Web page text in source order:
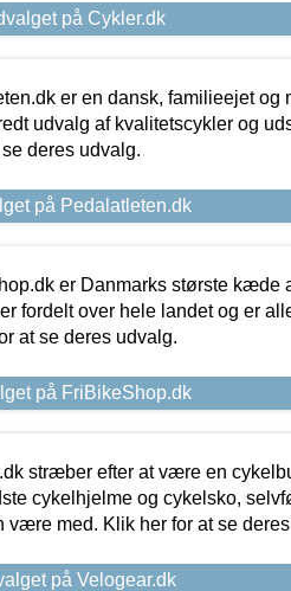
på Cykler.dk
er en dansk, familieejet og
udvalg af kvalitetscykler og
se deres udvalg.
på Pedalatleten.dk
er Danmarks største kæde
fordelt over hele landet og er
at se deres udvalg.
på FriBikeShop.dk
stræber efter at være en
cykelhjelme og cykelsko,
være med. Klik her for at se
på Velogear.dk